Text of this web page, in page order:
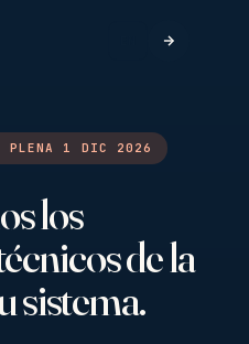
1 DIC 2026
los
de la
sistema.